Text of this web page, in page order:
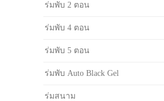
ร่มพับ 2 ตอน
ร่มพับ 4 ตอน
ร่มพับ 5 ตอน
ร่มพับ Auto Black Gel
ร่มสนาม